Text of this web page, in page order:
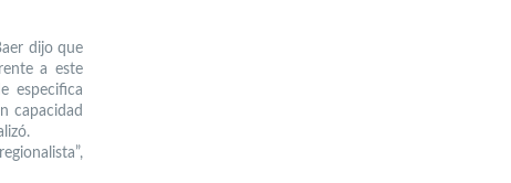
dijo que
a este
especifica
capacidad